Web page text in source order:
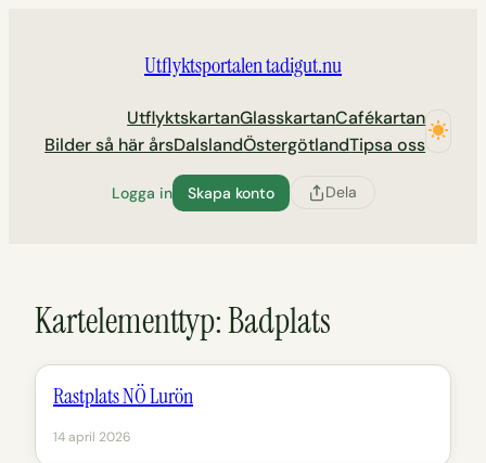
Utflyktsportalen tadigut.nu
UtflyktskartanGlasskartanCafékartan
Bilder så här årsDalslandÖstergötlandTipsa oss
Logga in Skapa konto Dela
Kartelementtyp:Badplats
Rastplats NÖ Lurön
14 april 2026